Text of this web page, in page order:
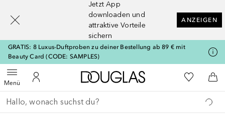
Jetzt App
downloaden und
attraktive Vorteile
sichern
ANZEIGEN
GRATIS: 8 Luxus-Duftproben zu deiner Bestellung ab 89 € mit
Beauty Card (CODE: SAMPLES)
MenüMenü öffnenZu Meinem Kundenkonto
Zur Douglas Startseite
Zu Meiner
Gehe zurück
Suche ausführen
[navigation.slideout.screenreader]